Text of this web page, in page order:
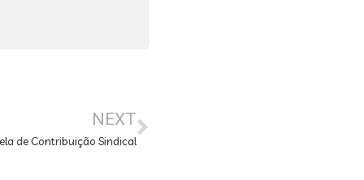
NEXT
de Contribuição Sindical